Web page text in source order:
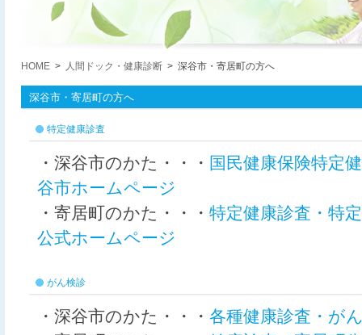
HOME> 人間ドック・健康診断> 深谷市・寄居町の方へ
深谷市・寄居町の方へ
特定健康診査
・深谷市のかた・・・ 国民健康保険特定
谷市ホームページ
・寄居町のかた・・・ 特定健康診査・特
公式ホームページ
がん検診
・深谷市のかた・・・ 各種健康診査・が